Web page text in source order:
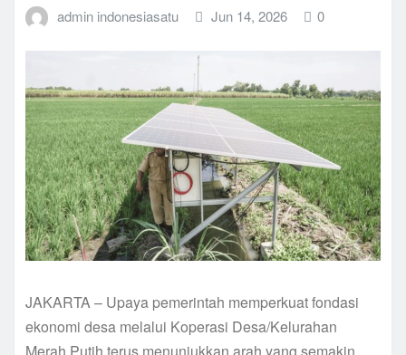
admin indonesiasatu Jun 14, 2026 0
JAKARTA – Upaya pemerintah memperkuat fondasi
ekonomi desa melalui Koperasi Desa/Kelurahan